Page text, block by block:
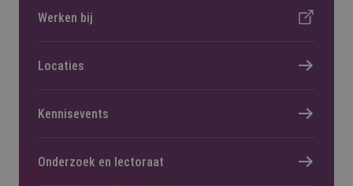
Werken bij
Locaties
Kennisevents
Onderzoek en lectoraat